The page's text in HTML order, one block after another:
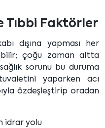
Tıbbi Faktörler
dışına yapması her
çoğu zaman altta
sorunu bu duruma
yaparken acı
özdeşleştirip oradan
idrar yolu